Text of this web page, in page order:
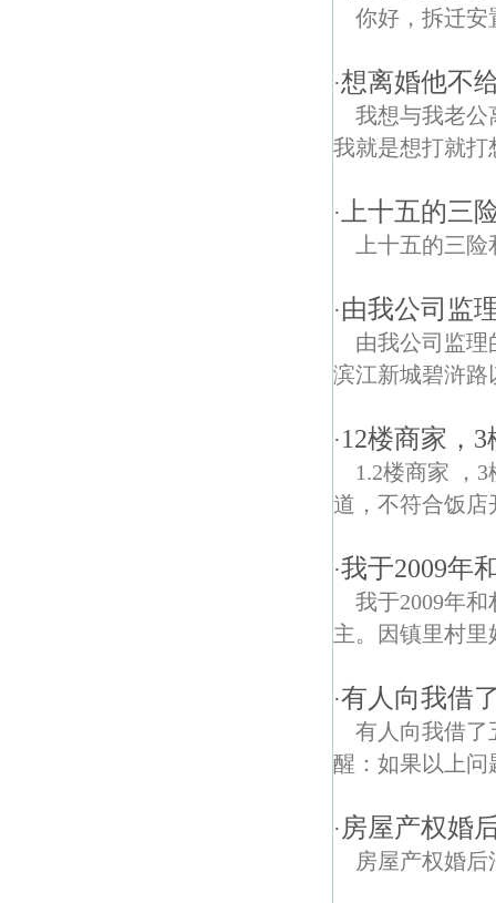
你好，拆迁安
·想离婚他不
我想与我老公
我就是想打就打
· 上十五的三
上十五的三
·由我公司监
由我公司监理
滨江新城碧浒路
·12楼商家，
1.2楼商家 ，
道，不符合饭店
·我于2009年
我于2009年
主。因镇里村
·有人向我借
有人向我借了
醒：如果以上问
· 房屋产权婚
房屋产权婚后